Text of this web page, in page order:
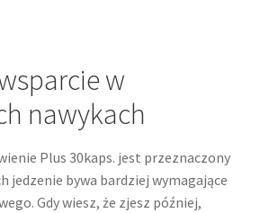
w
nawykach
Plus 30kaps. jest przeznaczony
jedzenie bywa bardziej wymagające
Gdy wiesz, że zjesz później,